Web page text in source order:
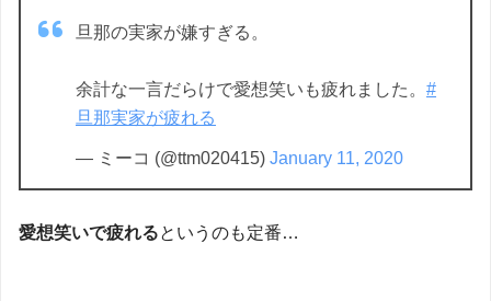
旦那の実家が嫌すぎる。
余計な一言だらけで愛想笑いも疲れました。 #
旦那実家が疲れる
— ミーコ (@ttm020415) January 11, 2020
愛想笑いで疲れるというのも定番…